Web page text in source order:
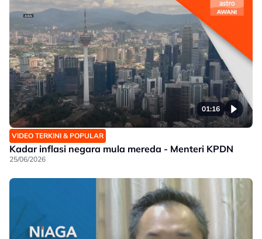
01:16
VIDEO TERKINI & POPULAR
Kadar inflasi negara mula mereda - Menteri KPDN
25/06/2026